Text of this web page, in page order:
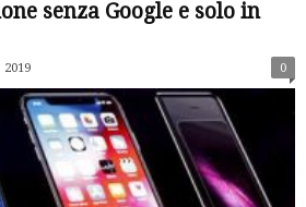
senza Google e solo in
2019 0